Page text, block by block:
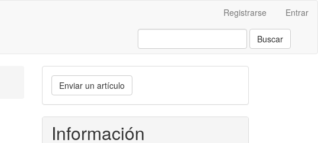
Registrarse Entrar
Buscar
Enviar
un
artículo
Enviar un artículo
Información